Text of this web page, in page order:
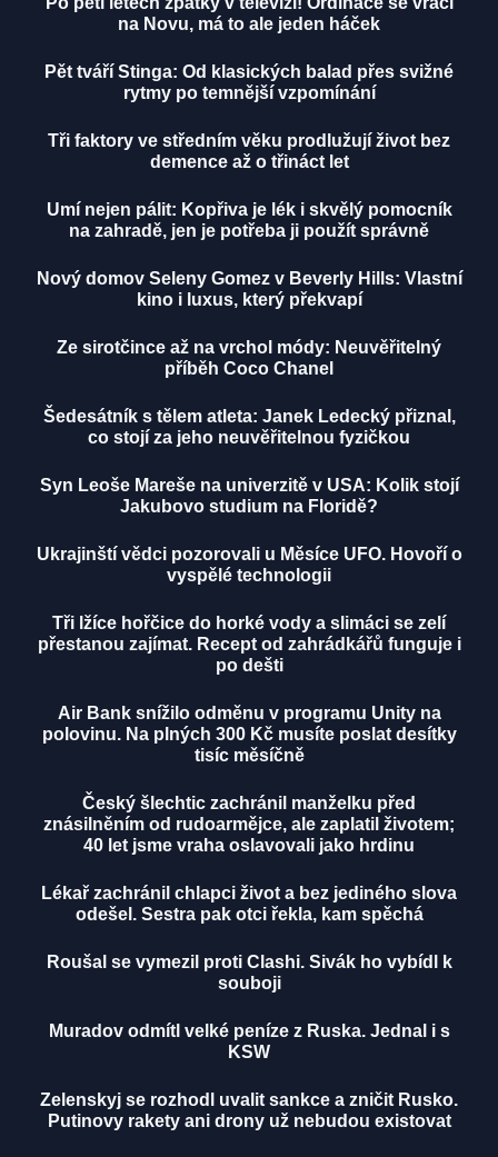
na Novu, má to ale jeden háček
Pět tváří Stinga: Od klasických balad přes svižné
rytmy po temnější vzpomínání
Tři faktory ve středním věku prodlužují život bez
demence až o třináct let
Umí nejen pálit: Kopřiva je lék i skvělý pomocník
na zahradě, jen je potřeba ji použít správně
Nový domov Seleny Gomez v Beverly Hills: Vlastní
kino i luxus, který překvapí
Ze sirotčince až na vrchol módy: Neuvěřitelný
příběh Coco Chanel
Šedesátník s tělem atleta: Janek Ledecký přiznal,
co stojí za jeho neuvěřitelnou fyzičkou
Syn Leoše Mareše na univerzitě v USA: Kolik stojí
Jakubovo studium na Floridě?
Ukrajinští vědci pozorovali u Měsíce UFO. Hovoří o
vyspělé technologii
Tři lžíce hořčice do horké vody a slimáci se zelí
přestanou zajímat. Recept od zahrádkářů funguje i
po dešti
Air Bank snížilo odměnu v programu Unity na
polovinu. Na plných 300 Kč musíte poslat desítky
tisíc měsíčně
Český šlechtic zachránil manželku před
znásilněním od rudoarmějce, ale zaplatil životem;
40 let jsme vraha oslavovali jako hrdinu
Lékař zachránil chlapci život a bez jediného slova
odešel. Sestra pak otci řekla, kam spěchá
Roušal se vymezil proti Clashi. Sivák ho vybídl k
souboji
Muradov odmítl velké peníze z Ruska. Jednal i s
KSW
Zelenskyj se rozhodl uvalit sankce a zničit Rusko.
Putinovy rakety ani drony už nebudou existovat